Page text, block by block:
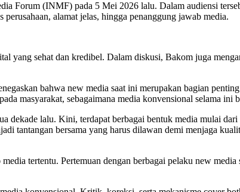
Forum (INMF) pada 5 Mei 2026 lalu. Dalam audiensi
alamat jelas, hingga penanggung jawab media.
yang sehat dan kredibel. Dalam diskusi, Bakom juga
bahwa new media saat ini merupakan bagian
masyarakat, sebagaimana media konvensional selama ini
dekade lalu. Kini, terdapat berbagai bentuk media mulai
tantangan bersama yang harus dilawan demi menjaga
tertentu. Pertemuan dengan berbagai pelaku new